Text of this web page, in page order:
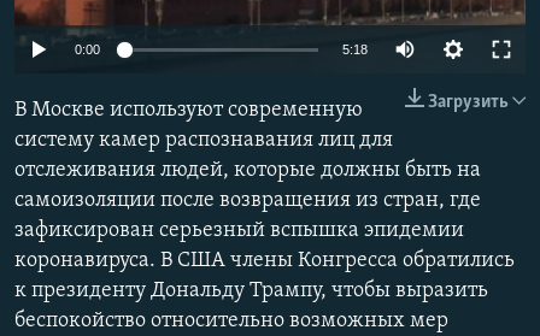
ПОБЕДИТЕЛЕЙ НЕ СУДЯТ?
ELIFBE
УКРАИНСКАЯ ПРОБЛЕМА КРЫМА
ПРИСОЕДИНЯЙТЕСЬ!
Все сайты RFE/RL 270p 360p
0:00 5:18
270p
404p
1080p
Загрузить
В Москве используют современную
систему камер распознавания лиц для
отслеживания людей, которые должны быть на
самоизоляции после возвращения из стран, где
зафиксирован серьезный вспышка эпидемии
коронавируса. В США члены Конгресса обратились
к президенту Дональду Трампу, чтобы выразить
беспокойство относительно возможных мер